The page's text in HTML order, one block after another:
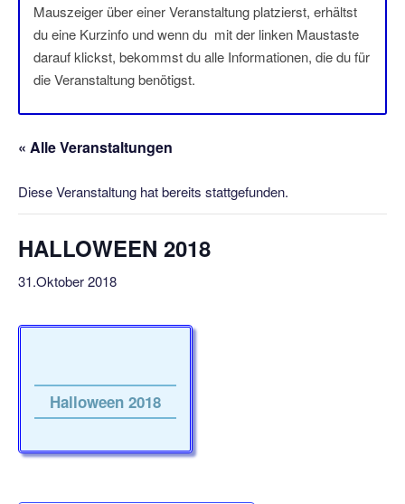
Mauszeiger über einer Veranstaltung platzierst, erhältst
du eine Kurzinfo und wenn du mit der linken Maustaste
darauf klickst, bekommst du alle Informationen, die du für
die Veranstaltung benötigst.
« Alle Veranstaltungen
Diese Veranstaltung hat bereits stattgefunden.
HALLOWEEN 2018
31.Oktober 2018
Halloween 2018